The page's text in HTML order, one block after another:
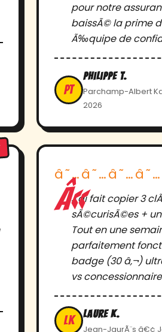
pour notre
baissÃ© la prime
Ã‰quipe de
PT
Philippe T.
Parchamp-Albert
2026
J'ai fait copier 3
sÃ©curisÃ©es +
Tout en une
parfaitement
badge (30 â‚¬)
vs
LK
Laure K.
Jean-JaurÃ¨s â€¢